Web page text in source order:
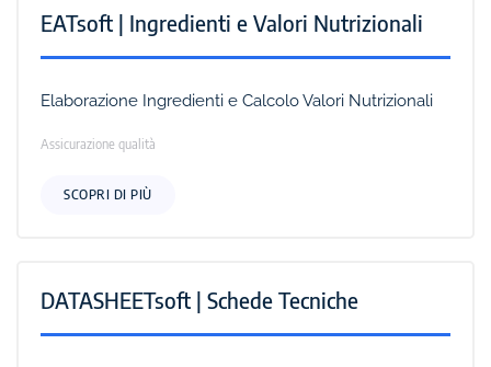
EATsoft | Ingredienti e Valori Nutrizionali
Elaborazione Ingredienti e Calcolo Valori Nutrizionali
Assicurazione qualità
SCOPRI DI PIÙ
DATASHEETsoft | Schede Tecniche